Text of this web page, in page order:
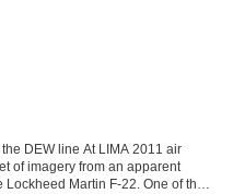
DEW line At LIMA 2011 air
of imagery from an apparent
Martin F-22. One of the